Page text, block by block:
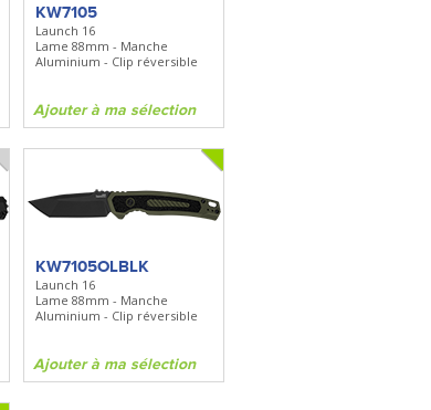
KW7105
Launch 16
Lame 88mm - Manche
Aluminium - Clip réversible
Ajouter à ma sélection
KW7105OLBLK
Launch 16
Lame 88mm - Manche
Aluminium - Clip réversible
Ajouter à ma sélection